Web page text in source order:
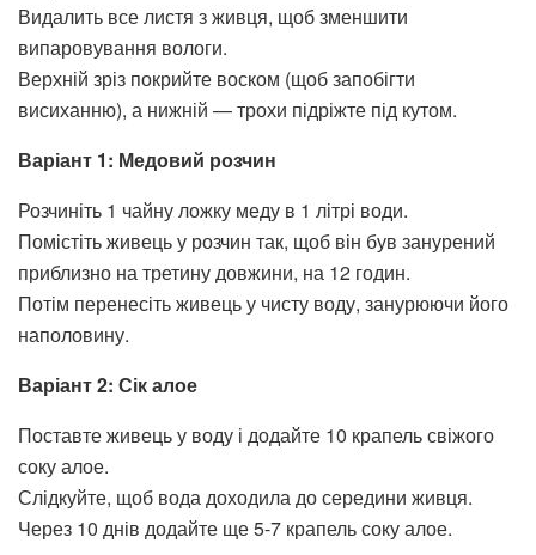
Видалить все листя з живця, щоб зменшити
випаровування вологи.
Верхній зріз покрийте воском (щоб запобігти
висиханню), а нижній — трохи підріжте під кутом.
Варіант 1: Медовий розчин
Розчиніть 1 чайну ложку меду в 1 літрі води.
Помістіть живець у розчин так, щоб він був занурений
приблизно на третину довжини, на 12 годин.
Потім перенесіть живець у чисту воду, занурюючи його
наполовину.
Варіант 2: Сік алое
Поставте живець у воду і додайте 10 крапель свіжого
соку алое.
Слідкуйте, щоб вода доходила до середини живця.
Через 10 днів додайте ще 5-7 крапель соку алое.